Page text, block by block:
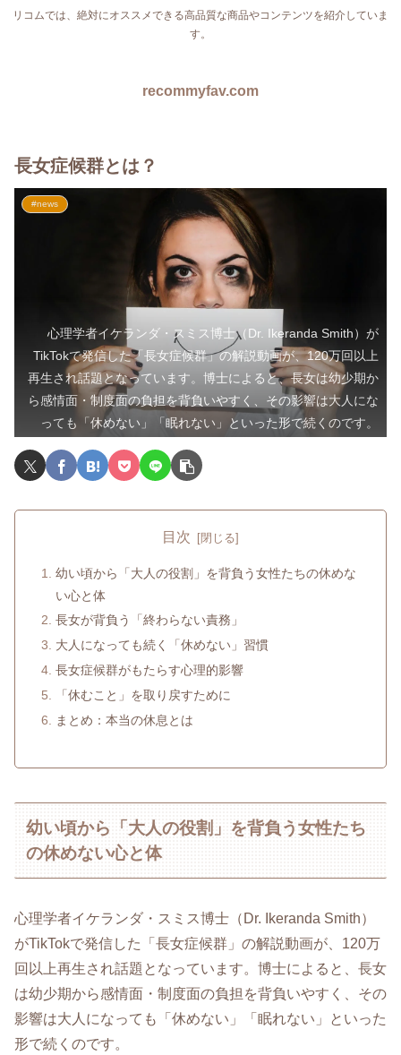
リコムでは、絶対にオススメできる高品質な商品やコンテンツを紹介していま
す。
recommyfav.com
長女症候群とは？
#news
心理学者イケランダ・スミス博士（Dr. Ikeranda Smith）が
TikTokで発信した「長女症候群」の解説動画が、120万回以上
再生され話題となっています。博士によると、長女は幼少期か
ら感情面・制度面の負担を背負いやすく、その影響は大人にな
っても「休めない」「眠れない」といった形で続くのです。
目次
幼い頃から「大人の役割」を背負う女性たちの休めな
い心と体
長女が背負う「終わらない責務」
大人になっても続く「休めない」習慣
長女症候群がもたらす心理的影響
「休むこと」を取り戻すために
まとめ：本当の休息とは
幼い頃から「大人の役割」を背負う女性たち
の休めない心と体
心理学者イケランダ・スミス博士（Dr. Ikeranda Smith）
がTikTokで発信した「長女症候群」の解説動画が、120万
回以上再生され話題となっています。博士によると、長女
は幼少期から感情面・制度面の負担を背負いやすく、その
影響は大人になっても「休めない」「眠れない」といった
形で続くのです。